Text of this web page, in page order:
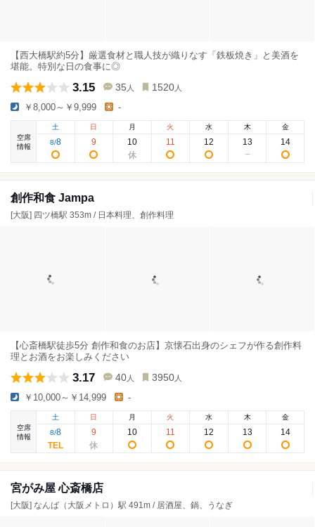
【西大橋駅約5分】厳選食材と職人技が織りなす「鉄板焼き」と美酒を
堪能。特別な日の食事に◎
3.15 35 人 1520 人
￥8,000～￥9,999 -
空席
情報
土
8/8
日
9
月
10
火
11
水
12
木
13
金
14
創作和食 Jampa
[大阪] 四ツ橋駅 353m / 日本料理、創作料理
【心斎橋駅徒歩5分 創作和食のお店】京懐石出身のシェフが作る創作料
理とお酒をお楽しみください
3.17 40 人 3950 人
￥10,000～￥14,999 -
空席
情報
土
8/8
日
9
月
10
火
11
水
12
木
13
金
14
宮がみ屋 心斎橋店
[大阪] なんば（大阪メトロ）駅 491m / 居酒屋、鍋、うなぎ